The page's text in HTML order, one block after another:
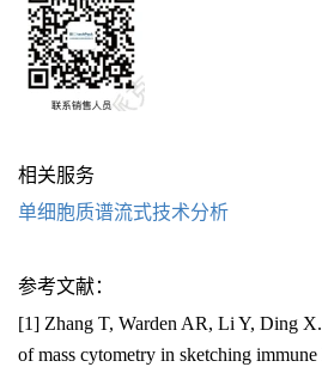
相关服务
单细胞质谱流式技术分析
参考文献：
[1] Zhang T, Warden AR, Li Y, Ding X.
of mass cytometry in sketching